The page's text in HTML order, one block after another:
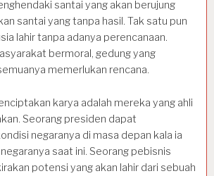
santai yang akan berujung
santai yang tanpa hasil. Tak satu pun
lahir tanpa adanya perencanaan.
bermoral, gedung yang
memerlukan rencana.
karya adalah mereka yang ahli
Seorang presiden dapat
negaranya di masa depan kala ia
saat ini. Seorang pebisnis
potensi yang akan lahir dari sebuah